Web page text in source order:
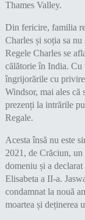
Thames Valley.
Din fericire, familia
Charles și soția sa
Regele Charles se
călătorie în India. Cu
îngrijorările cu privire
Windsor, mai ales că
prezenți la intrările
Regale.
Acesta însă nu este
2021, de Crăciun, un
domeniu și a declarat
Elisabeta a II-a.
condamnat la nouă
moartea și deținerea